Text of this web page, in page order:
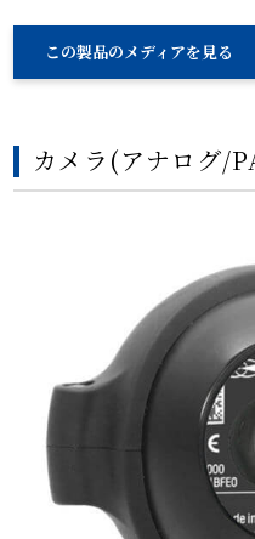
この製品のメディアを見る
カメラ(アナログ/